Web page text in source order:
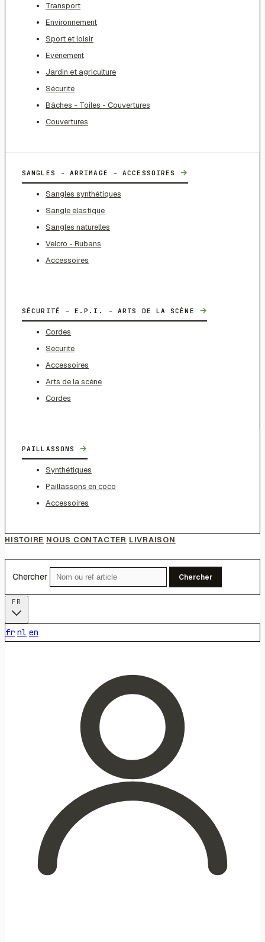
Transport
Environnement
Sport et loisir
Evénement
Jardin et agriculture
Sécurité
Bâches - Toiles - Couvertures
Couvertures
SANGLES - ARRIMAGE - ACCESSOIRES →
Sangles synthétiques
Sangle élastique
Sangles naturelles
Velcro - Rubans
Accessoires
SÉCURITÉ - E.P.I. - ARTS DE LA SCÈNE →
Cordes
Sécurité
Accessoires
Arts de la scène
Cordes
PAILLASSONS →
Synthétiques
Paillassons en coco
Accessoires
HISTOIRE NOUS CONTACTER LIVRAISON
Chercher Chercher
fr nl en